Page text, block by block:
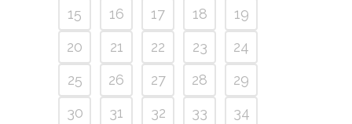
15
16 17 18
19
20
21 22 23
24
25
26 27 28
29
30
31 32 33
34